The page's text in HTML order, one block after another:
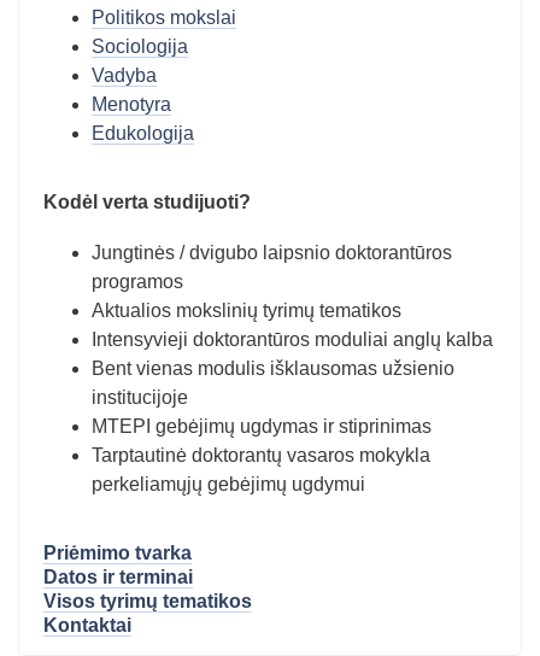
Politikos mokslai
Sociologija
Vadyba
Menotyra
Edukologija
Kodėl verta studijuoti?
Jungtinės / dvigubo laipsnio doktorantūros
programos
Aktualios mokslinių tyrimų tematikos
Intensyvieji doktorantūros moduliai anglų kalba
Bent vienas modulis išklausomas užsienio
institucijoje
MTEPI gebėjimų ugdymas ir stiprinimas
Tarptautinė doktorantų vasaros mokykla
perkeliamųjų gebėjimų ugdymui
Priėmimo tvarka
Datos ir terminai
Visos tyrimų tematikos
Kontaktai